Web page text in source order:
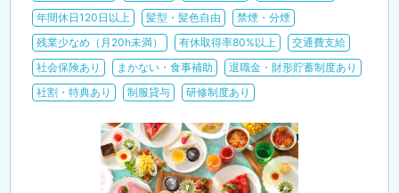
年間休日120日以上
髪型・髪色自由
禁煙・分煙
残業少なめ（月20h未満）
有休取得率80%以上
交通費支給
社会保険あり
まかない・食事補助
退職金・財形貯蓄制度あり
社割・特典あり
制服貸与 研修制度あり